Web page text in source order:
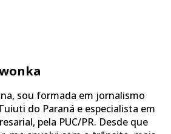
sou formada em jornalismo
do Paraná e especialista em
pela PUC/PR. Desde que